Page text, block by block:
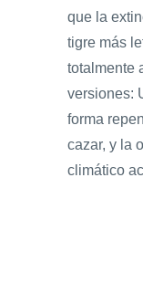
que la
tigre más
totalmente
versiones:
forma
cazar, y la
climático